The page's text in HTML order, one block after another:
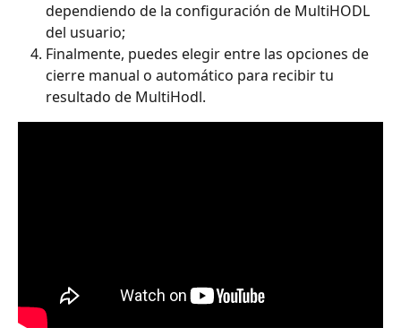
dependiendo de la configuración de MultiHODL
del usuario;
Finalmente, puedes elegir entre las opciones de
cierre manual o automático para recibir tu
resultado de MultiHodl.